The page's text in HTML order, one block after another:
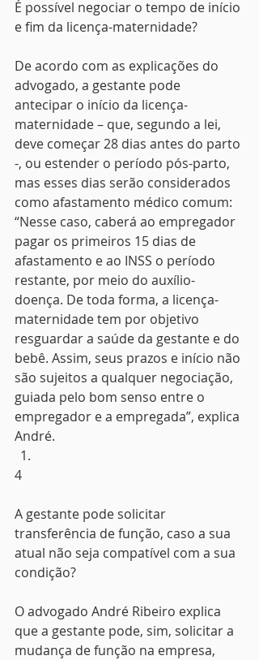
É possível negociar o tempo de início
e fim da licença-maternidade?
De acordo com as explicações do
advogado, a gestante pode
antecipar o início da licença-
maternidade – que, segundo a lei,
deve começar 28 dias antes do parto
-, ou estender o período pós-parto,
mas esses dias serão considerados
como afastamento médico comum:
“Nesse caso, caberá ao empregador
pagar os primeiros 15 dias de
afastamento e ao INSS o período
restante, por meio do auxílio-
doença. De toda forma, a licença-
maternidade tem por objetivo
resguardar a saúde da gestante e do
bebê. Assim, seus prazos e início não
são sujeitos a qualquer negociação,
guiada pelo bom senso entre o
empregador e a empregada”, explica
André.
4
A gestante pode solicitar
transferência de função, caso a sua
atual não seja compatível com a sua
condição?
O advogado André Ribeiro explica
que a gestante pode, sim, solicitar a
mudança de função na empresa,